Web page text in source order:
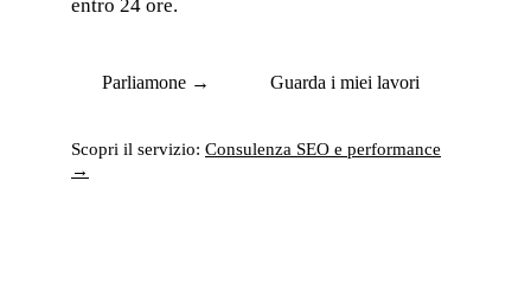
entro 24 ore.
Parliamone → Guarda i miei lavori
Scopri il servizio: Consulenza SEO e performance
→